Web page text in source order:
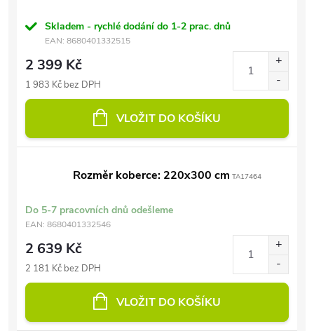
Skladem - rychlé dodání do 1-2 prac. dnů
EAN: 8680401332515
2 399 Kč
1 983 Kč bez DPH
VLOŽIT DO KOŠÍKU
Rozměr koberce: 220x300 cm TA17464
Do 5-7 pracovních dnů odešleme
EAN: 8680401332546
2 639 Kč
2 181 Kč bez DPH
VLOŽIT DO KOŠÍKU